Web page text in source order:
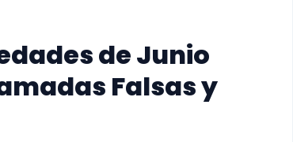
de Junio
Falsas y